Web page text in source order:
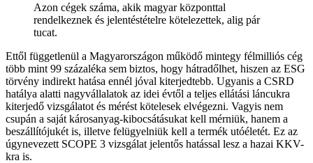
Azon cégek száma, akik magyar központtal
rendelkeznek és jelentéstételre kötelezettek, alig pár
tucat.
Ettől függetlenül a Magyarországon működő mintegy félmilliós cég
több mint 99 százaléka sem biztos, hogy hátradőlhet, hiszen az ESG
törvény indirekt hatása ennél jóval kiterjedtebb. Ugyanis a CSRD
hatálya alatti nagyvállalatok az idei évtől a teljes ellátási láncukra
kiterjedő vizsgálatot és mérést kötelesek elvégezni. Vagyis nem
csupán a saját károsanyag-kibocsátásukat kell mérniük, hanem a
beszállítójukét is, illetve felügyelniük kell a termék utóéletét. Ez az
úgynevezett SCOPE 3 vizsgálat jelentős hatással lesz a hazai KKV-
kra is.